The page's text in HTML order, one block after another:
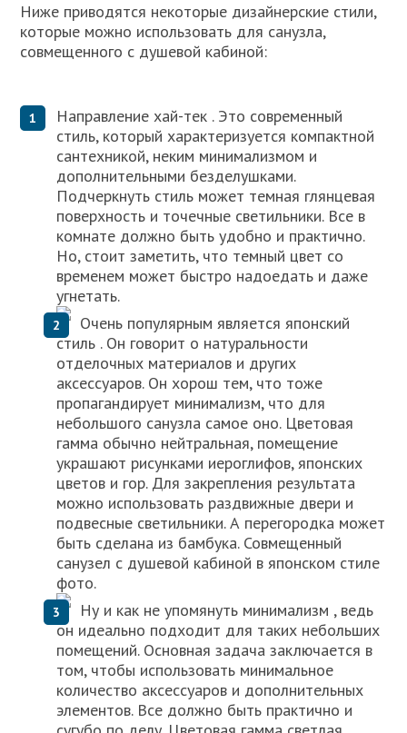
Ниже приводятся некоторые дизайнерские стили,
которые можно использовать для санузла,
совмещенного с душевой кабиной:
Направление хай-тек . Это современный
стиль, который характеризуется компактной
сантехникой, неким минимализмом и
дополнительными безделушками.
Подчеркнуть стиль может темная глянцевая
поверхность и точечные светильники. Все в
комнате должно быть удобно и практично.
Но, стоит заметить, что темный цвет со
временем может быстро надоедать и даже
угнетать.
Очень популярным является японский
стиль . Он говорит о натуральности
отделочных материалов и других
аксессуаров. Он хорош тем, что тоже
пропагандирует минимализм, что для
небольшого санузла самое оно. Цветовая
гамма обычно нейтральная, помещение
украшают рисунками иероглифов, японских
цветов и гор. Для закрепления результата
можно использовать раздвижные двери и
подвесные светильники. А перегородка может
быть сделана из бамбука. Совмещенный
санузел с душевой кабиной в японском стиле
фото.
Ну и как не упомянуть минимализм , ведь
он идеально подходит для таких небольших
помещений. Основная задача заключается в
том, чтобы использовать минимальное
количество аксессуаров и дополнительных
элементов. Все должно быть практично и